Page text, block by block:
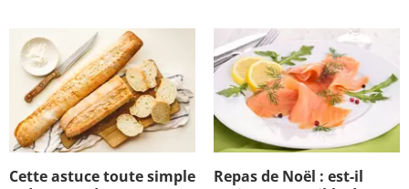
Cette astuce toute simple
Repas de Noël : est-il